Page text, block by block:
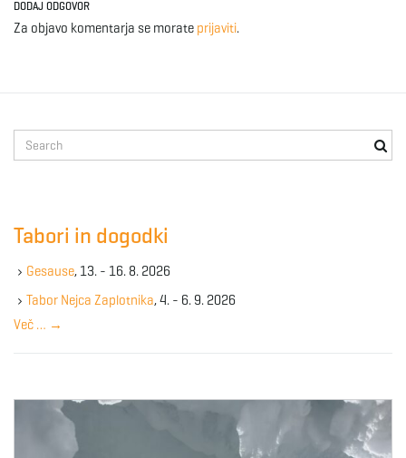
DODAJ ODGOVOR
Za objavo komentarja se morate prijaviti.
e
e
y
w
r
Tabori in dogodki
Gesause, 13. - 16. 8. 2026
Tabor Nejca Zaplotnika, 4. - 6. 9. 2026
Več … →